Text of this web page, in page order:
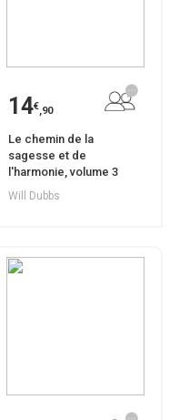
14€,90
Le chemin de la
sagesse et de
l'harmonie, volume 3
Will Dubbs